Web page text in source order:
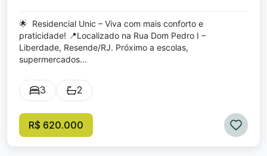
🌟 Residencial Unic – Viva com mais conforto e
praticidade! 📍Localizado na Rua Dom Pedro I –
Liberdade, Resende/RJ. Próximo a escolas,
supermercados...
3 2
R$ 620.000